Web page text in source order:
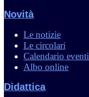
Novità
Le notizie
Le circolari
Calendario eventi
Albo online
Didattica